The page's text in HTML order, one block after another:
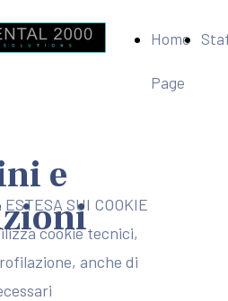
Home
Page
e
ESTESA SUI COOKIE
cookie tecnici,
anche di